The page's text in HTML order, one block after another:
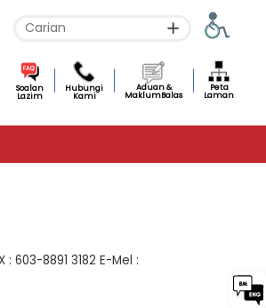
Soalan
Lazim
Hubungi
Kami
Aduan &
MaklumBalas
Peta
Laman
: 603-8891 3182 E-Mel :